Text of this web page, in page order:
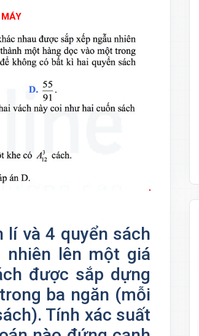
lí và 4 quyển sách
nhiên lên một giá
được sắp dựng
ba ngăn (mỗi
Tính xác suất